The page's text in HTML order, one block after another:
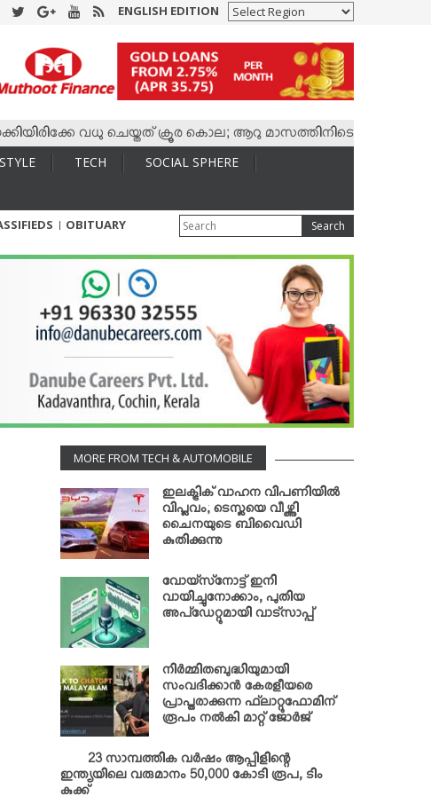
ENGLISH EDITION
വധു ചെയ്തത് ക്രൂര കൊല; ആറു മാസത്തിനിടെ കാമുകനുമായി
TECH
SOCIAL SPHERE
OBITUARY Search
MORE FROM TECH & AUTOMOBILE
ഇലക്ട്രിക് വാഹന വിപണിയില്‍
വിപ്ലവം; ടെസ്ലയെ വീഴ്ത്തി
ചൈനയുടെ ബിവൈഡി
കുതിക്കുന്നു
വോയ്‌സ്‌നോട്ട് ഇനി
വായിച്ചുനോക്കാം, പുതിയ
അപ്‌ഡേറ്റുമായി വാട്‌സാപ്പ്
നിര്‍മ്മിതബുദ്ധിയുമായി
സംവദിക്കാന്‍ കേരളീയരെ
പ്രാപ്തരാക്കുന്ന ഫ്‌ലാറ്റുഫോമിന്
രൂപം നല്‍കി മാറ്റ് ജോര്‍ജ്
23 സാമ്പത്തിക വര്‍ഷം ആപ്പിളിന്റെ
ഇന്ത്യയിലെ വരുമാനം 50,000 കോടി രൂപ, ടിം
കുക്ക്